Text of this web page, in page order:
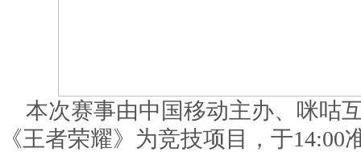
本次赛事由中国移动主办、咪咕
《王者荣耀》为竞技项目，于14:00